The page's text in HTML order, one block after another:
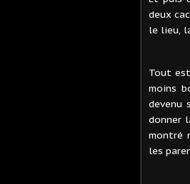
deux
le lieu,
Tout
moins
devenu
donner
montré
les